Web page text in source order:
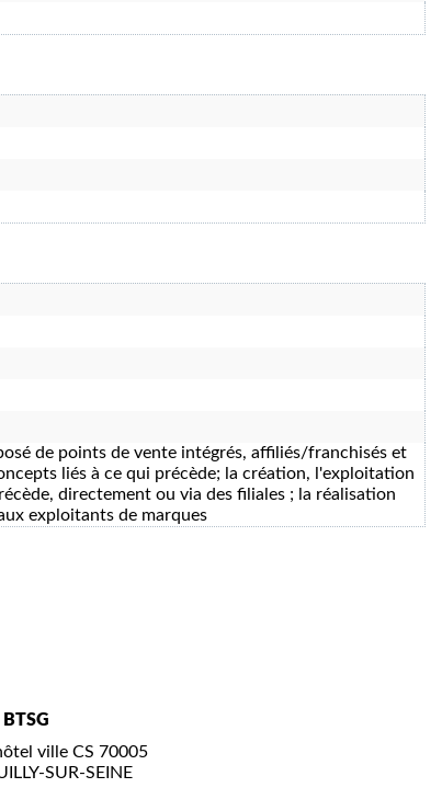
de points de vente intégrés, affiliés/franchisés et
liés à ce qui précède; la création, l'exploitation
directement ou via des filiales ; la réalisation
exploitants de marques
BTSG
ville CS 70005
SUR-SEINE